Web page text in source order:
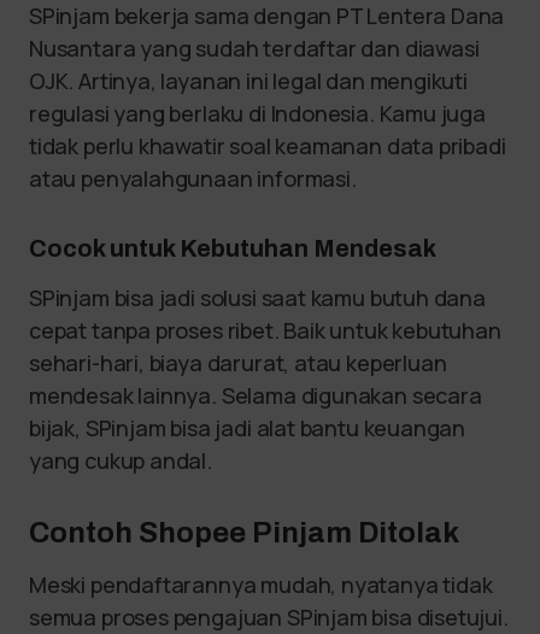
SPinjam bekerja sama dengan PT Lentera Dana
Nusantara yang sudah terdaftar dan diawasi
OJK. Artinya, layanan ini legal dan mengikuti
regulasi yang berlaku di Indonesia. Kamu juga
tidak perlu khawatir soal keamanan data pribadi
atau penyalahgunaan informasi.
Cocok untuk Kebutuhan Mendesak
SPinjam bisa jadi solusi saat kamu butuh dana
cepat tanpa proses ribet. Baik untuk kebutuhan
sehari-hari, biaya darurat, atau keperluan
mendesak lainnya. Selama digunakan secara
bijak, SPinjam bisa jadi alat bantu keuangan
yang cukup andal.
Contoh Shopee Pinjam Ditolak
Meski pendaftarannya mudah, nyatanya tidak
semua proses pengajuan SPinjam bisa disetujui.